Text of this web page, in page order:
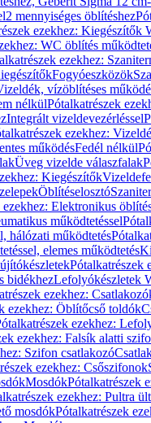
2 mennyiséges öblítéshez
ezekhez: Kiegészítők
WC öblítés
ezekhez:
Fogyóeszközök
vízöblítéses
nélkülPótalkatrészek
Integrált vizeldevezérléssel
ezekhez:
működésFedél nélkül
Üveg vizelde válaszfalak
Kiegészítők
Öblítéselosztó
ezekhez: Elektronikus
működtetéssel
hálózati működtetés
elemes működtetés
Pótalkatrészek
bidékhezLefolyókészletek
ezekhez:
ezekhez: Öblítőcső toldók
ezekhez:
ezekhez: Falsík alatti
Szifon csatlakozó
ezekhez: Csőszifonok
MosdókPótalkatrészek
ezekhez: Pultra
mosdókPótalkatrészek